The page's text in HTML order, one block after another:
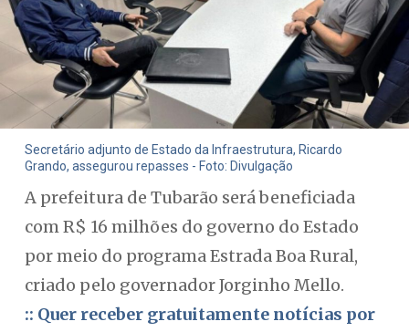
Secretário adjunto de Estado da Infraestrutura, Ricardo
Grando, assegurou repasses - Foto: Divulgação
A prefeitura de Tubarão será beneficiada
com R$ 16 milhões do governo do Estado
por meio do programa Estrada Boa Rural,
criado pelo governador Jorginho Mello.
:: Quer receber gratuitamente notícias por